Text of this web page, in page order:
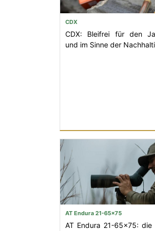
CDX
CDX: Bleifrei für den
und im Sinne der
AT Endura 21-65x75
AT Endura 21-65x75: die